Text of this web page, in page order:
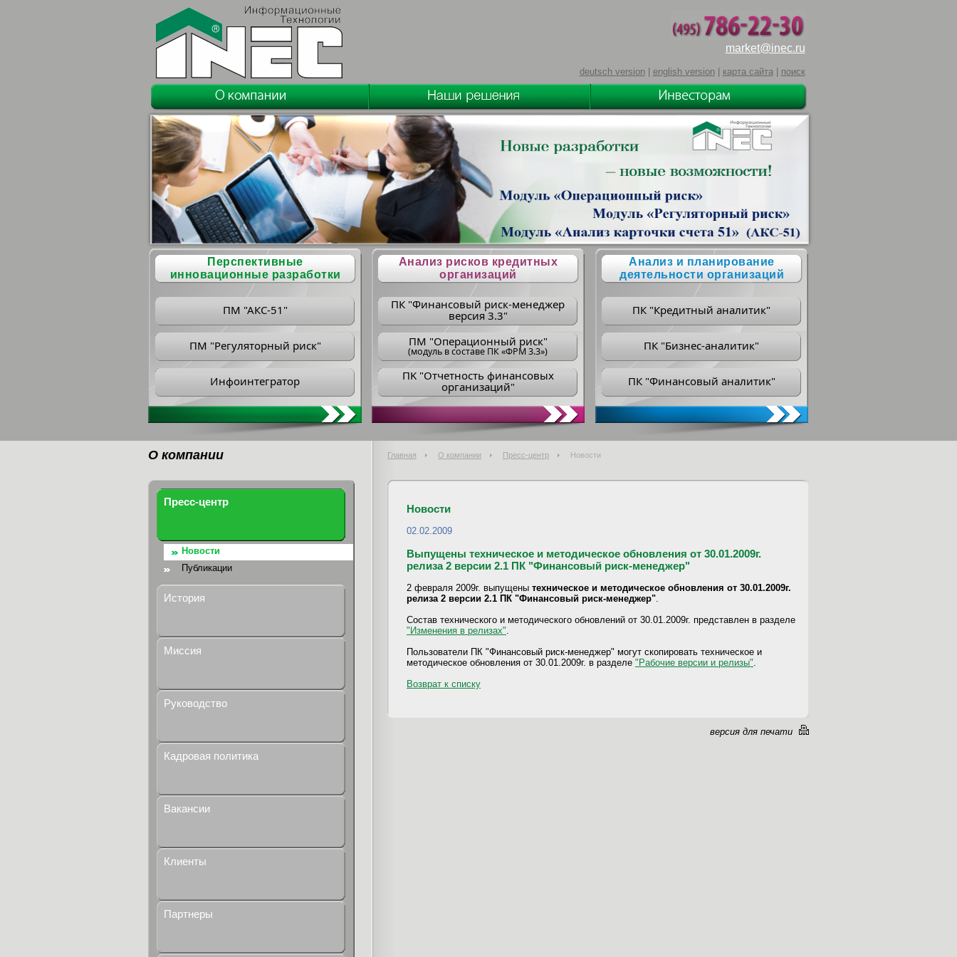
market@inec.ru
deutsch version| english version| карта сайта| поиск
Перспективные
инновационные разработки
ПМ "АКС-51"
ПМ "Регуляторный риск"
Инфоинтегратор
Анализ рисков кредитных
организаций
ПК "Финансовый риск-менеджер
версия 3.3"
ПM "Операционный риск"
(модуль в составе ПК «ФРМ 3.3»)
ПK "Отчетность финансовых
организаций"
Анализ и планирование
деятельности организаций
ПК "Кредитный аналитик"
ПК "Бизнес-аналитик"
ПК "Финансовый аналитик"
О компании Главная О компании Пресс-центр Новости
Пресс-центр
Новости
Публикации
История
Миссия
Руководство
Кадровая политика
Вакансии
Клиенты
Партнеры
Новости
02.02.2009
Выпущены техническое и методическое обновления от 30.01.2009г.
релиза 2 версии 2.1 ПК "Финансовый риск-менеджер"
2 февраля 2009г. выпущены техническое и методическое обновления от 30.01.2009г.
релиза 2 версии 2.1 ПК "Финансовый риск-менеджер"
Состав технического и методического обновлений от 30.01.2009г. представлен в разделе
"Изменения в релизах"
Пользователи ПК "Финансовый риск-менеджер" могут скопировать техническое и
методическое обновления от 30.01.2009г. в разделе "Рабочие версии и релизы"
Возврат к списку
версия для печати